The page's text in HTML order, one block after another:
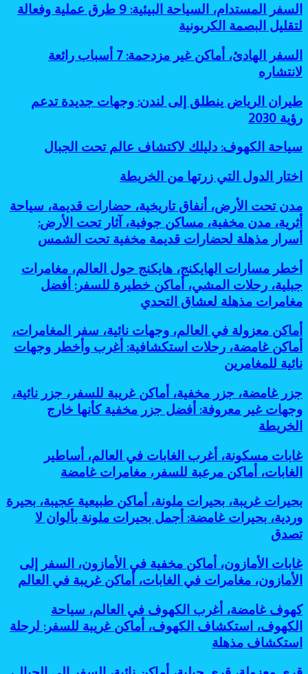
السفر
المستدام،
السياحة
9
طرق
وفعالة
لتقليل
البصمة
السفر المستدام، السياحة البيئية: 9 طرق عملية وفعالة
لتقليل البصمة الكربونية
السفر
الهادئ،
أماكن
مزدحمة:
7
رائعة
لانتشاره
السفر الهادئ، أماكن غير مزدحمة: 7 أسباب رائعة
لانتشاره
طيران
الرياض
ينطلق
لندن:
جديدة
رؤية
2030
طيران الرياض ينطلق إلى لندن: وجهات جديدة تدعم
رؤية 2030
سياحة
الكهوف:
دليلك
لاكتشاف
تحت
الجبال
سياحة الكهوف: دليلك لاكتشاف عالم تحت الجبال
اختار
الدول
زرتها
من
الخريطة
اختار الدول التي زرتها من الخريطة
مدن
تحت
الأرض،
أنفاق
حضارات
قديمة،
سياحة
أثرية،
مدن
مخفية،
مساكن
جوفية،
آثار
الأرض:
أسرار
مذهلة
قديمة
مخفية
تحت
مدن تحت الأرض، أنفاق تاريخية، حضارات قديمة، سياحة
أثرية، مدن مخفية، مساكن جوفية، آثار تحت الأرض:
أسرار مذهلة لحضارات قديمة مخفية تحت الشمس
أخطر
مسارات
الهايكنج،
هايكنج
حول
العالم،
مغامرات
جبلية،
رحلات
أماكن
خطيرة
للسفر:
أفضل
مغامرات
مذهلة
لعشاق
أخطر مسارات الهايكنج، هايكنج حول العالم، مغامرات
جبلية، رحلات المشي، أماكن خطيرة للسفر: أفضل
مغامرات مذهلة لعشاق التحدي
أماكن
معزولة
في
العالم،
نائية،
سفر
المغامرات،
أماكن
رحلات
استكشافية:
وأخطر
وجهات
نائية
للمغامرين
أماكن معزولة في العالم، وجهات نائية، سفر المغامرات،
أماكن غامضة، رحلات استكشافية: أغرب وأخطر وجهات
نائية للمغامرين
جزر
غامضة،
جزر
مخفية،
غريبة
للسفر،
جزر
وجهات
غير
معروفة:
جزر
مخفية
كأنها
الخريطة
جزر غامضة، جزر مخفية، أماكن غريبة للسفر، جزر نائية،
وجهات غير معروفة: أفضل جزر مخفية كأنها خارج
الخريطة
غابات
مسكونة،
أغرب
الغابات
في
العالم،
أساطير
الغابات،
أماكن
مرعبة
للسفر،
غامضة
غابات مسكونة، أغرب الغابات في العالم، أساطير
الغابات، أماكن مرعبة للسفر، مغامرات غامضة
بحيرات
غريبة،
بحيرات
ملونة،
طبيعية
عجيبة،
بحيرة
وردية،
بحيرات
غامضة:
أجمل
ملونة
بحيرات غريبة، بحيرات ملونة، أماكن طبيعية عجيبة، بحيرة
وردية، بحيرات غامضة: أجمل بحيرات ملونة بألوان لا
تصدق
غابات
الأمازون،
أماكن
في
الأمازون،
السفر
إلى
الأمازون،
غابات الأمازون، أماكن مخفية في الأمازون، السفر إلى
الأمازون، مغامرات في الغابات، أماكن غريبة في العالم
كهوف
غامضة،
أغرب
الكهوف
كهوف غامضة، أغرب الكهوف في العالم، سياحة
الكهوف، استكشاف الكهوف، أماكن غريبة للسفر: لرحلة
استكشاف مذهلة
قرى